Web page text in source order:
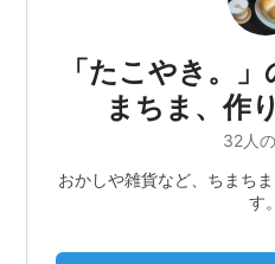
「たこやき。
まちま、作
32人
おかしや雑貨など、ちまち
す。